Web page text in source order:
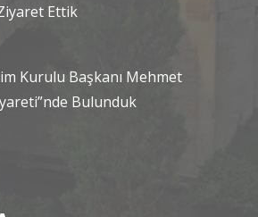
Ettik
Kurulu Başkanı Mehmet
Bulunduk